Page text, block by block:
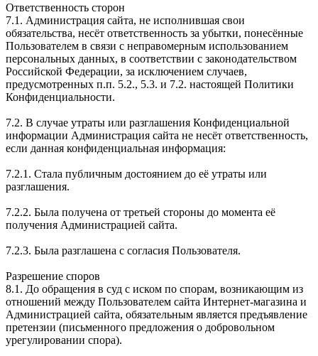
Ответственность сторон
7.1. Администрация сайта, не исполнившая свои
обязательства, несёт ответственность за убытки, понесённые
Пользователем в связи с неправомерным использованием
персональных данных, в соответствии с законодательством
Российской Федерации, за исключением случаев,
предусмотренных п.п. 5.2., 5.3. и 7.2. настоящей Политики
Конфиденциальности.
7.2. В случае утраты или разглашения Конфиденциальной
информации Администрация сайта не несёт ответственность,
если данная конфиденциальная информация:
7.2.1. Стала публичным достоянием до её утраты или
разглашения.
7.2.2. Была получена от третьей стороны до момента её
получения Администрацией сайта.
7.2.3. Была разглашена с согласия Пользователя.
Разрешение споров
8.1. До обращения в суд с иском по спорам, возникающим из
отношений между Пользователем сайта Интернет-магазина и
Администрацией сайта, обязательным является предъявление
претензии (письменного предложения о добровольном
урегулировании спора).